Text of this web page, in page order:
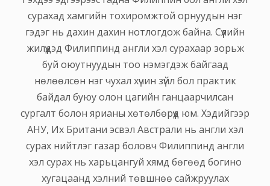
сурахад хамгийн тохиромжтой орнуудын нэг
гэдэг нь дахин дахин нотлогдож байна. Сүүлийн
жилүүдэд Филиппинд англи хэл сурахаар зорьж
буй оюутнуудын тоо нэмэгдэж байгаад
нөлөөлсөн нэг чухал хүчин зүйл бол практик
байдал буюу олон цагийн ганцаарчилсан
сургалт болон ярианы хөтөлбөрүүд юм. Хэдийгээр
АНУ, Их Британи эсвэл Австрали нь англи хэл
сурах нийтлэг газар боловч Филиппинд англи
хэл сурах нь харьцангуй хямд бөгөөд богино
хугацаанд хэлний төвшнөө сайжруулах